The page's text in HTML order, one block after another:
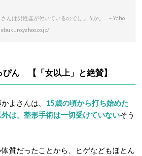
んは男性器が付いているのでしょうか。… – Yaho
ん 【「女以上」と絶賛】
よさんは、 15歳の頃から打ち始めた
は、整形手術は一切受けていないそう
質だったことから、ヒゲなどもほとん